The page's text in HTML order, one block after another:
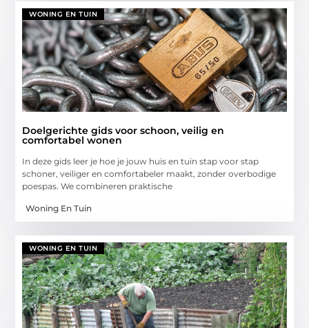
WONING EN TUIN
Doelgerichte gids voor schoon, veilig en
comfortabel wonen
In deze gids leer je hoe je jouw huis en tuin stap voor stap
schoner, veiliger en comfortabeler maakt, zonder overbodige
poespas. We combineren praktische
Woning En Tuin
WONING EN TUIN